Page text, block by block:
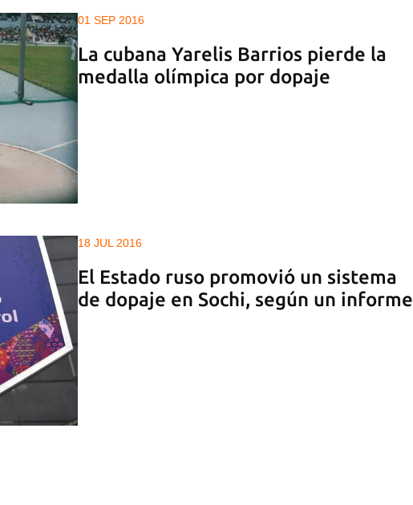
01 SEP 2016
La cubana Yarelis Barrios pierde la
medalla olímpica por dopaje
18 JUL 2016
El Estado ruso promovió un sistema
de dopaje en Sochi, según un informe